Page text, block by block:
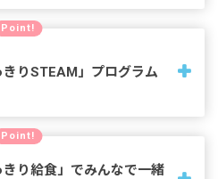
と身体の成長を促し、創造力や
を広げ、「やさしく、つよく生
Point!
きりSTEAM」プログラム
携でプログラムを共同開発し、
いを持ち、表現しやってみよう
ら自然なかたちで楽しみながら
Point!
きり給食」でみんなで一緒